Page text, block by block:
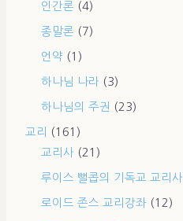
인간론 (4)
종말론 (7)
언약 (1)
하나님 나라 (3)
하나님의 주권 (23)
교리
(161)
교리사 (21)
루이스 뻘콥의 기독교 교리사
로이드 존스 교리강좌 (12)